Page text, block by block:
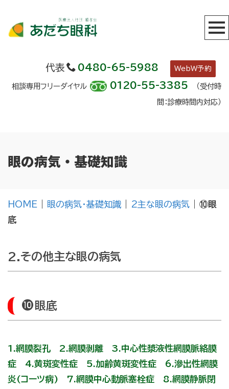
代表 0480-65-5988 WebW予約
相談専用フリーダイヤル 0120-55-3385 （受付時
間：診療時間内対応）
眼の病気・基礎知識
HOME 眼の病気・基礎知識 2主な眼の病気
⑩眼
底
2.その他主な眼の病気
眼底
1.網膜裂孔 2.網膜剥離
3.中心性漿液性網膜脈絡膜
症
4.黄斑変性症 5.加齢黄斑変性症
6.滲出性網膜
炎(コーツ病)
7.網膜中心動脈塞栓症
8.網膜静脈閉